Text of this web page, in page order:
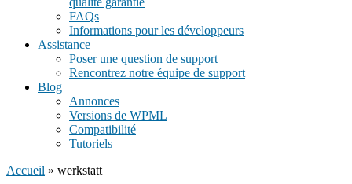
FAQs
Informations pour les développeurs
Assistance
Poser une question de support
Rencontrez notre équipe de support
Blog
Annonces
Versions de WPML
Compatibilité
Tutoriels
Accueil » werkstatt